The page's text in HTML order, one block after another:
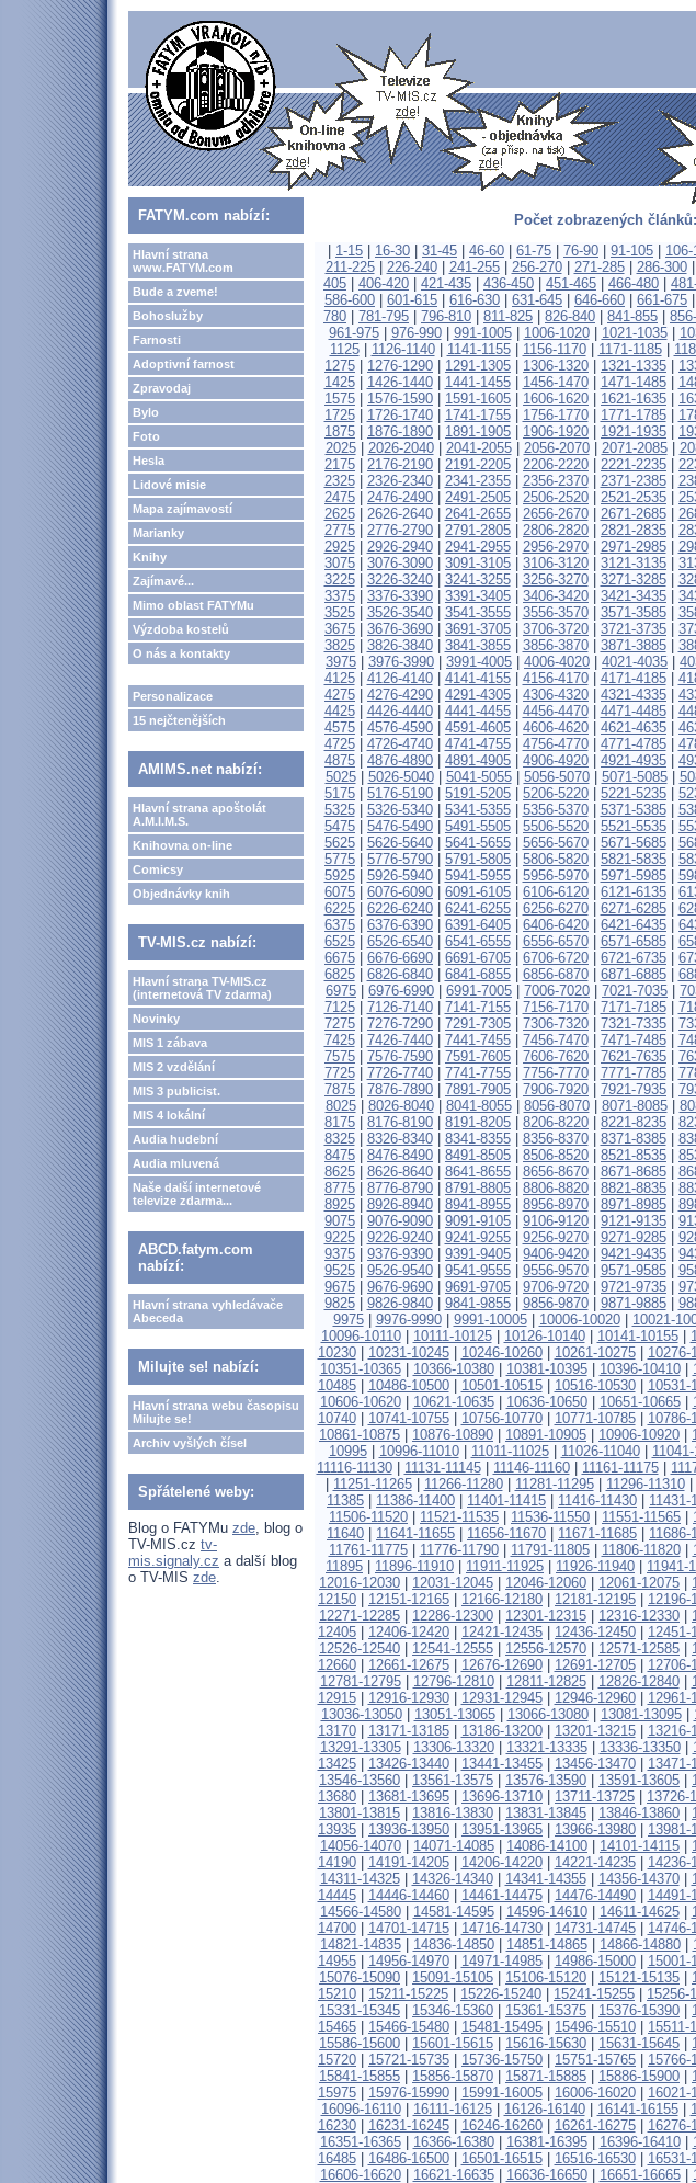
FATYM.com nabízí:
Hlavní strana
www.FATYM.com
Bude a zveme!
Bohoslužby
Farnosti
Adoptivní farnost
Zpravodaj
Bylo
Foto
Hesla
Lidové misie
Mapa zajímavostí
Marianky
Knihy
Zajímavé...
Mimo oblast FATYMu
Výzdoba kostelů
O nás a kontakty
Personalizace
15 nejčtenějších
AMIMS.net nabízí:
Hlavní strana apoštolát
A.M.I.M.S.
Knihovna on-line
Comicsy
Objednávky knih
TV-MIS.cz nabízí:
Hlavní strana TV-MIS.cz
(internetová TV zdarma)
Novinky
MIS 1 zábava
MIS 2 vzdělání
MIS 3 publicist.
MIS 4 lokální
Audia hudební
Audia mluvená
Naše další internetové
televize zdarma...
ABCD.fatym.com
nabízí:
Hlavní strana vyhledávače
Abeceda
Milujte se! nabízí:
Hlavní strana webu časopisu
Milujte se!
Archiv vyšlých čísel
Spřátelené weby:
Blog o FATYMu zde, blog o
TV-MIS.cz tv-
mis.signaly.cz a další blog
o TV-MIS zde.
Počet zobrazených
1-15 16-30 31-45 46-60 61-75 76-90 91-105
211-225| 226-240| 241-255| 256-270| 271-285| 286-300|
405
406-420 421-435 436-450 451-465 466-480
586-600
601-615 616-630 631-645 646-660 661-675
780
781-795 796-810 811-825 826-840 841-855
961-975| 976-990| 991-1005| 1006-1020| 1021-1035|
1125| 1126-1140| 1141-1155| 1156-1170| 1171-1185|
1275
1276-1290 1291-1305 1306-1320 1321-1335
1425| 1426-1440| 1441-1455| 1456-1470| 1471-1485|
1575
1576-1590 1591-1605 1606-1620 1621-1635
1725| 1726-1740| 1741-1755| 1756-1770| 1771-1785|
1875
1876-1890 1891-1905 1906-1920 1921-1935
2025| 2026-2040| 2041-2055| 2056-2070| 2071-2085|
2175
2176-2190 2191-2205 2206-2220 2221-2235
2325| 2326-2340| 2341-2355| 2356-2370| 2371-2385|
2475
2476-2490 2491-2505 2506-2520 2521-2535
2625| 2626-2640| 2641-2655| 2656-2670| 2671-2685|
2775
2776-2790 2791-2805 2806-2820 2821-2835
2925| 2926-2940| 2941-2955| 2956-2970| 2971-2985|
3075
3076-3090 3091-3105 3106-3120 3121-3135
3225| 3226-3240| 3241-3255| 3256-3270| 3271-3285|
3375
3376-3390 3391-3405 3406-3420 3421-3435
3525| 3526-3540| 3541-3555| 3556-3570| 3571-3585|
3675
3676-3690 3691-3705 3706-3720 3721-3735
3825| 3826-3840| 3841-3855| 3856-3870| 3871-3885|
3975
3976-3990 3991-4005 4006-4020 4021-4035
4125| 4126-4140| 4141-4155| 4156-4170| 4171-4185|
4275
4276-4290 4291-4305 4306-4320 4321-4335
4425| 4426-4440| 4441-4455| 4456-4470| 4471-4485|
4575
4576-4590 4591-4605 4606-4620 4621-4635
4725| 4726-4740| 4741-4755| 4756-4770| 4771-4785|
4875
4876-4890 4891-4905 4906-4920 4921-4935
5025| 5026-5040| 5041-5055| 5056-5070| 5071-5085|
5175
5176-5190 5191-5205 5206-5220 5221-5235
5325| 5326-5340| 5341-5355| 5356-5370| 5371-5385|
5475
5476-5490 5491-5505 5506-5520 5521-5535
5625| 5626-5640| 5641-5655| 5656-5670| 5671-5685|
5775
5776-5790 5791-5805 5806-5820 5821-5835
5925| 5926-5940| 5941-5955| 5956-5970| 5971-5985|
6075
6076-6090 6091-6105 6106-6120 6121-6135
6225| 6226-6240| 6241-6255| 6256-6270| 6271-6285|
6375
6376-6390 6391-6405 6406-6420 6421-6435
6525| 6526-6540| 6541-6555| 6556-6570| 6571-6585|
6675
6676-6690 6691-6705 6706-6720 6721-6735
6825| 6826-6840| 6841-6855| 6856-6870| 6871-6885|
6975
6976-6990 6991-7005 7006-7020 7021-7035
7125| 7126-7140| 7141-7155| 7156-7170| 7171-7185|
7275
7276-7290 7291-7305 7306-7320 7321-7335
7425| 7426-7440| 7441-7455| 7456-7470| 7471-7485|
7575
7576-7590 7591-7605 7606-7620 7621-7635
7725| 7726-7740| 7741-7755| 7756-7770| 7771-7785|
7875
7876-7890 7891-7905 7906-7920 7921-7935
8025| 8026-8040| 8041-8055| 8056-8070| 8071-8085|
8175
8176-8190 8191-8205 8206-8220 8221-8235
8325| 8326-8340| 8341-8355| 8356-8370| 8371-8385|
8475
8476-8490 8491-8505 8506-8520 8521-8535
8625| 8626-8640| 8641-8655| 8656-8670| 8671-8685|
8775
8776-8790 8791-8805 8806-8820 8821-8835
8925| 8926-8940| 8941-8955| 8956-8970| 8971-8985|
9075
9076-9090 9091-9105 9106-9120 9121-9135
9225| 9226-9240| 9241-9255| 9256-9270| 9271-9285|
9375
9376-9390 9391-9405 9406-9420 9421-9435
9525| 9526-9540| 9541-9555| 9556-9570| 9571-9585|
9675
9676-9690 9691-9705 9706-9720 9721-9735
9825| 9826-9840| 9841-9855| 9856-9870| 9871-9885|
9975| 9976-9990| 9991-10005| 10006-10020| 10021-
10096-10110| 10111-10125| 10126-10140| 10141-10155|
10230| 10231-10245| 10246-10260| 10261-10275| 10276-
10351-10365| 10366-10380| 10381-10395| 10396-10410|
10485| 10486-10500| 10501-10515| 10516-10530| 10531-
10606-10620| 10621-10635| 10636-10650| 10651-10665|
10740| 10741-10755| 10756-10770| 10771-10785| 10786-
10861-10875
10876-10890 10891-10905 10906-10920
10995| 10996-11010| 11011-11025| 11026-11040|
11116-11130| 11131-11145| 11146-11160| 11161-11175|
11251-11265| 11266-11280| 11281-11295| 11296-11310|
11385
11386-11400 11401-11415 11416-11430 11431-
11506-11520
11521-11535 11536-11550 11551-11565
11640
11641-11655 11656-11670 11671-11685 11686-
11761-11775| 11776-11790| 11791-11805| 11806-11820|
11895
11896-11910 11911-11925 11926-11940 11941-
12016-12030
12031-12045 12046-12060 12061-12075
12150
12151-12165 12166-12180 12181-12195 12196-
12271-12285
12286-12300 12301-12315 12316-12330
12405
12406-12420 12421-12435 12436-12450 12451-
12526-12540
12541-12555 12556-12570 12571-12585
12660| 12661-12675| 12676-12690| 12691-12705| 12706-
12781-12795| 12796-12810| 12811-12825| 12826-12840|
12915| 12916-12930| 12931-12945| 12946-12960| 12961-
13036-13050| 13051-13065| 13066-13080| 13081-13095|
13170| 13171-13185| 13186-13200| 13201-13215| 13216-
13291-13305| 13306-13320| 13321-13335| 13336-13350|
13425| 13426-13440| 13441-13455| 13456-13470| 13471-
13546-13560
13561-13575 13576-13590 13591-13605
13680
13681-13695 13696-13710 13711-13725 13726-
13801-13815
13816-13830 13831-13845 13846-13860
13935
13936-13950 13951-13965 13966-13980 13981-
14056-14070
14071-14085 14086-14100 14101-14115
14190| 14191-14205| 14206-14220| 14221-14235| 14236-
14311-14325| 14326-14340| 14341-14355| 14356-14370|
14445| 14446-14460| 14461-14475| 14476-14490| 14491-
14566-14580| 14581-14595| 14596-14610| 14611-14625|
14700| 14701-14715| 14716-14730| 14731-14745| 14746-
14821-14835| 14836-14850| 14851-14865| 14866-14880|
14955| 14956-14970| 14971-14985| 14986-15000| 15001-
15076-15090
15091-15105 15106-15120 15121-15135
15210
15211-15225 15226-15240 15241-15255 15256-
15331-15345
15346-15360 15361-15375 15376-15390
15465
15466-15480 15481-15495 15496-15510 15511-
15586-15600
15601-15615 15616-15630 15631-15645
15720
15721-15735 15736-15750 15751-15765 15766-
15841-15855
15856-15870 15871-15885 15886-15900
15975| 15976-15990| 15991-16005| 16006-16020| 16021-
16096-16110| 16111-16125| 16126-16140| 16141-16155|
16230| 16231-16245| 16246-16260| 16261-16275| 16276-
16351-16365| 16366-16380| 16381-16395| 16396-16410|
16485| 16486-16500| 16501-16515| 16516-16530| 16531-
16606-16620| 16621-16635| 16636-16650| 16651-16665|